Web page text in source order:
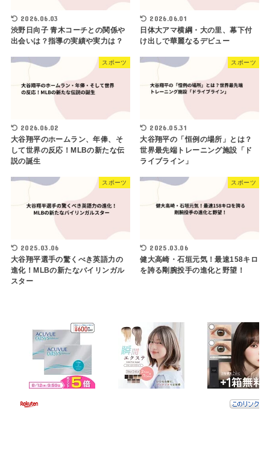
2026.06.03
渋野日向子 青木コーチとの関係や
出会いは？指導の実績や実力は？
2026.06.01
日体大アマ横綱・大の里、幕下付
け出しで華麗なるデビュー
スポーツ
2026.06.02
大谷翔平のホームラン、年俸、そ
して世界の反応！MLBの新たな伝
説の誕生
スポーツ
2026.05.31
大谷翔平の「恒例の場所」とは？
世界最先端トレーニング施設「ド
ライブライン」
スポーツ
2025.03.06
大谷翔平選手の驚くべき英語力の
進化！MLBの新たなバイリンガル
スター
スポーツ
2025.03.06
健大高崎・石垣元気！最速158キロ
を誇る剛腕投手の進化と野望！